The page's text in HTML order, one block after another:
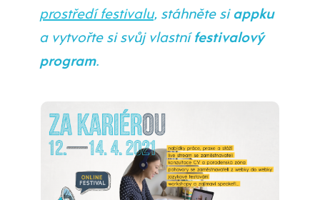
prostředí festivalu, stáhněte siappku
a vytvořte si svůj vlastnífestivalový
program.